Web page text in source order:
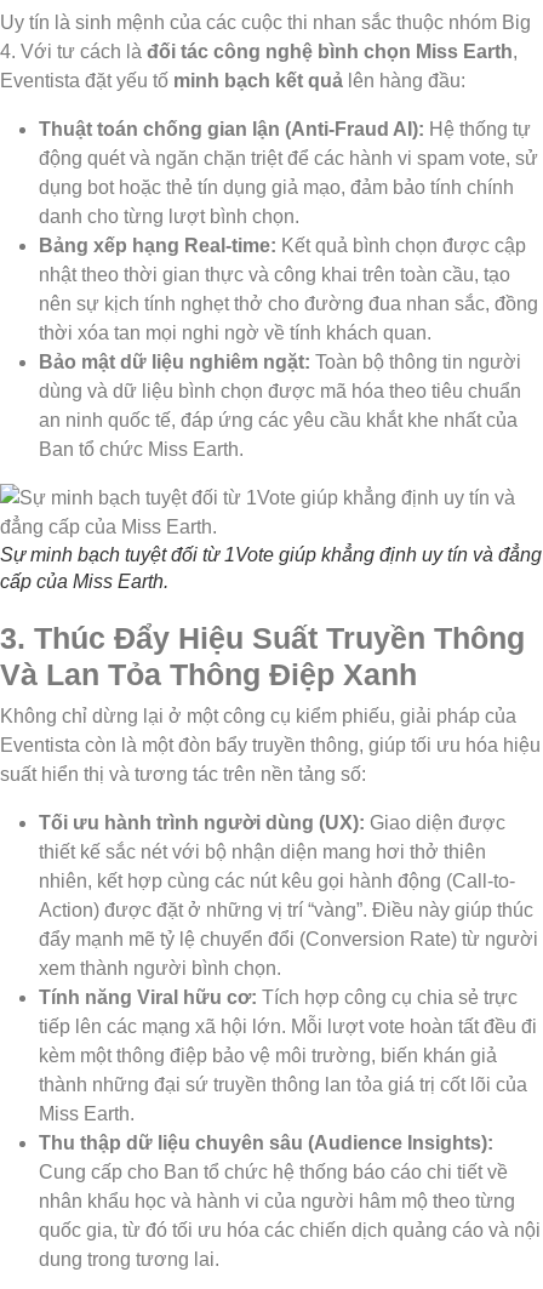
Uy tín là sinh mệnh của các cuộc thi nhan sắc thuộc nhóm Big
4. Với tư cách là đối tác công nghệ bình chọn Miss Earth,
Eventista đặt yếu tố minh bạch kết quả lên hàng đầu:
Thuật toán chống gian lận (Anti-Fraud AI): Hệ thống tự
động quét và ngăn chặn triệt để các hành vi spam vote, sử
dụng bot hoặc thẻ tín dụng giả mạo, đảm bảo tính chính
danh cho từng lượt bình chọn.
Bảng xếp hạng Real-time: Kết quả bình chọn được cập
nhật theo thời gian thực và công khai trên toàn cầu, tạo
nên sự kịch tính nghẹt thở cho đường đua nhan sắc, đồng
thời xóa tan mọi nghi ngờ về tính khách quan.
Bảo mật dữ liệu nghiêm ngặt: Toàn bộ thông tin người
dùng và dữ liệu bình chọn được mã hóa theo tiêu chuẩn
an ninh quốc tế, đáp ứng các yêu cầu khắt khe nhất của
Ban tổ chức Miss Earth.
Sự minh bạch tuyệt đối từ 1Vote giúp khẳng định uy tín và đẳng
cấp của Miss Earth.
3. Thúc Đẩy Hiệu Suất Truyền Thông
Và Lan Tỏa Thông Điệp Xanh
Không chỉ dừng lại ở một công cụ kiểm phiếu, giải pháp của
Eventista còn là một đòn bẩy truyền thông, giúp tối ưu hóa hiệu
suất hiển thị và tương tác trên nền tảng số:
Tối ưu hành trình người dùng (UX): Giao diện được
thiết kế sắc nét với bộ nhận diện mang hơi thở thiên
nhiên, kết hợp cùng các nút kêu gọi hành động (Call-to-
Action) được đặt ở những vị trí “vàng”. Điều này giúp thúc
đẩy mạnh mẽ tỷ lệ chuyển đổi (Conversion Rate) từ người
xem thành người bình chọn.
Tính năng Viral hữu cơ: Tích hợp công cụ chia sẻ trực
tiếp lên các mạng xã hội lớn. Mỗi lượt vote hoàn tất đều đi
kèm một thông điệp bảo vệ môi trường, biến khán giả
thành những đại sứ truyền thông lan tỏa giá trị cốt lõi của
Miss Earth.
Thu thập dữ liệu chuyên sâu (Audience Insights):
Cung cấp cho Ban tổ chức hệ thống báo cáo chi tiết về
nhân khẩu học và hành vi của người hâm mộ theo từng
quốc gia, từ đó tối ưu hóa các chiến dịch quảng cáo và nội
dung trong tương lai.